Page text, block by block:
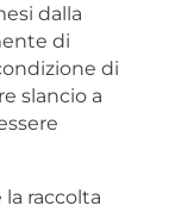
dalla
di
di
slancio a
raccolta